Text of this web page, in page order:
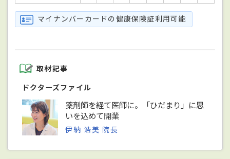
マイナンバーカードの健康保険証利用可能
取材記事
ドクターズファイル
薬剤師を経て医師に。「ひだまり」に思
いを込めて開業
伊納 浩美 院長